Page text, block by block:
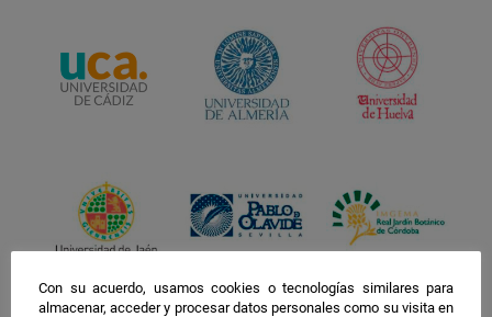
Con su acuerdo, usamos cookies o tecnologías similares para
almacenar, acceder y procesar datos personales como su visita en